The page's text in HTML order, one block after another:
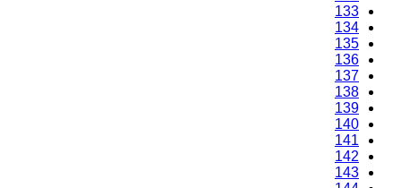
133
134
135
136
137
138
139
140
141
142
143